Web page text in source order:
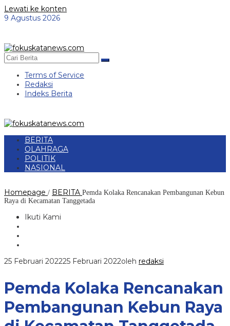
Lewati ke konten
9 Agustus 2026
Terms of Service
Redaksi
Indeks Berita
BERITA
OLAHRAGA
POLITIK
NASIONAL
Homepage / BERITA Pemda Kolaka Rencanakan Pembangunan Kebun
Raya di Kecamatan Tanggetada
Ikuti Kami
25 Februari 202225 Februari 2022oleh redaksi
Pemda Kolaka Rencanakan
Pembangunan Kebun Raya